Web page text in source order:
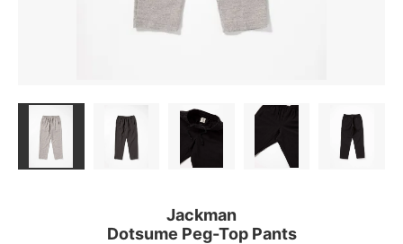
Jackman
Dotsume Peg-Top Pants